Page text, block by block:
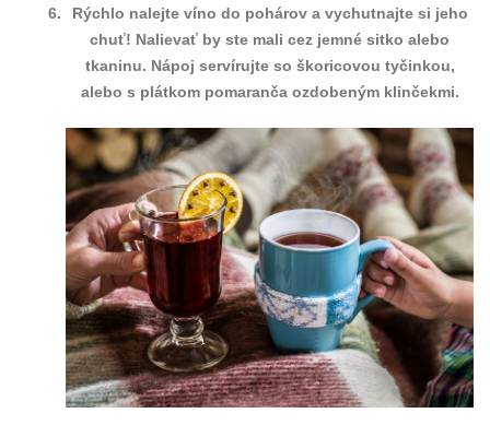
Rýchlo nalejte víno do pohárov a vychutnajte si jeho
chuť! Nalievať by ste mali cez jemné sitko alebo
tkaninu. Nápoj servírujte so škoricovou tyčinkou,
alebo s plátkom pomaranča ozdobeným klinčekmi.